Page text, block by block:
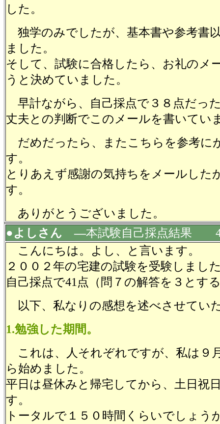
した。
独学のみでしたが、基本書や参考書
ました。
そして、試験に合格したら、お礼のメ
うと決めていました。
早計ながら、自己採点で３８点だっ
丈夫との判断でこのメールを書いてい
だめだったら、またこちらを参考に
す。
とりあえず感謝の気持ちをメールした
す。
ありがとうございました。
●よしさん ―本試験自己採点結果
こんにちは。よし、と言います。
２００２年の宅建の試験を受験しまし
自己採点で41点（問７の解答を３とす
以下、私なりの感想を述べさせてい
1.勉強した期間。
これは、人それぞれですが、私は９
ら始めました。
平日は昼休みと帰宅してから、土日祝
す。
トータルで１５０時間くらいでしょう